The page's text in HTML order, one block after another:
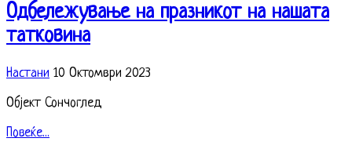
Одбележување на празникот на нашата
татковина
Настани 10 Октомври 2023
Објект Сончоглед
Повеќе...